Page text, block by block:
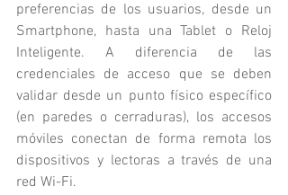
preferencias de los usuarios, desde un
Smartphone, hasta una Tablet o Reloj
Inteligente. A diferencia de las
credenciales de acceso que se deben
validar desde un punto físico específico
(en paredes o cerraduras), los accesos
móviles conectan de forma remota los
dispositivos y lectoras a través de una
red Wi-Fi.